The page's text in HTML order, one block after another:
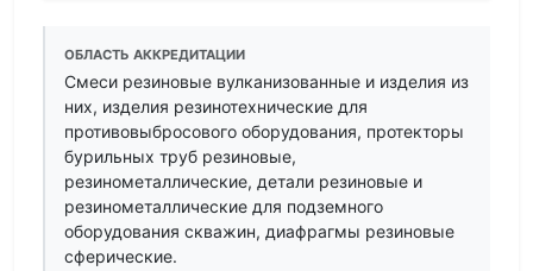
ОБЛАСТЬ АККРЕДИТАЦИИ
Смеси резиновые вулканизованные и изделия из
них, изделия резинотехнические для
противовыбросового оборудования, протекторы
бурильных труб резиновые,
резинометаллические, детали резиновые и
резинометаллические для подземного
оборудования скважин, диафрагмы резиновые
сферические.